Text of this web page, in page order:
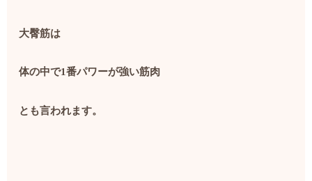
大臀筋は
体の中で1番パワーが強い筋肉
とも言われます。